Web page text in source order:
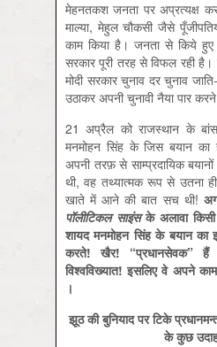
मेहनतकश जनता पर अप्रत्यक्ष
माल्या, मेहुल चौकसी जैसे
काम किया है। जनता से किये हुए
सरकार पूरी तरह से विफल रही है।
मोदी सरकार चुनाव दर चुनाव जाति-
उठाकर अपनी चुनावी नैया पार
21 अप्रैल को राजस्थान के
मनमोहन सिंह के जिस बयान का
अपनी तरफ़ से साम्प्रदायिक
थी, वह तथ्यात्मक रूप से उतना
खाते में आने की बात सच थी!
पॉलीटिकल साइंस के अलावा किसी
शायद मनमोहन सिंह के बयान का
करते!खैर! “प्रधानसेवक”हैं
विश्वविख्‍यात!इसलिए वे अपने काम
।
झूठ की बुनियाद पर टिके
के कुछ